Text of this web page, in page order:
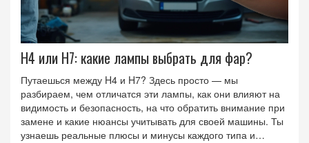
H4 или H7: какие лампы выбрать для фар?
Путаешься между H4 и H7? Здесь просто — мы
разбираем, чем отличатся эти лампы, как они влияют на
видимость и безопасность, на что обратить внимание при
замене и какие нюансы учитывать для своей машины. Ты
узнаешь реальные плюсы и минусы каждого типа и